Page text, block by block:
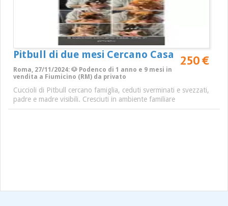
Pitbull di due mesi Cercano Casa 250 €
Roma, 27/11/2024: 🐶 Podenco di 1 anno e 9 mesi in
vendita a Fiumicino (RM) da privato
Cuccioli di Pitbull cercano famiglia, ceduti sverminati e svezzati,
padre e madre visibili. Cresciuti in ambiente familiare